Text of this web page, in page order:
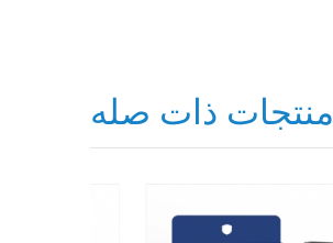
منتجات ذات صله